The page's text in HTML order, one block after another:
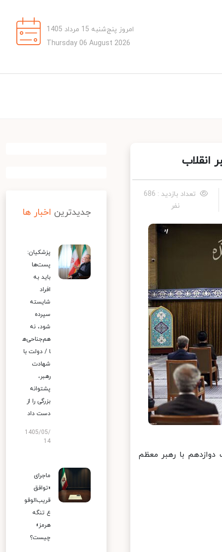
امروز پنج‌شنبه 15 مرداد 1405
Thursday 06 August 2026
تعداد بازدید : 686
نفر
با رهبر معظم
جدیدترین اخبار ها
پزشکیان:
پست‌ها
باید به
افراد
شایسته
سپرده
شود، نه
هم‌جناحی‌ه
ا / دولت با
شهادت
رهبر،
پشتوانه
بزرگی را از
دست داد
1405/05/
14
ماجرای
«توافق
قریب‌الوقو
ع تنگه
هرمز»
چیست؟